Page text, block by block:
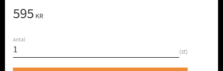
595 KR
Antal
st